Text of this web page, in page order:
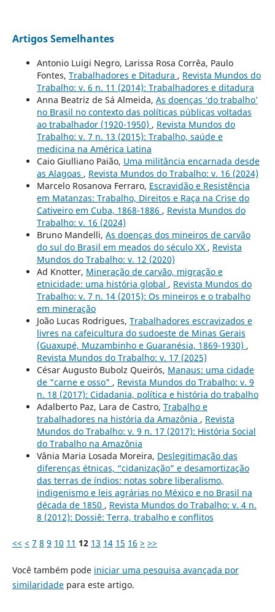
Artigos Semelhantes
Antonio Luigi Negro, Larissa Rosa Corrêa, Paulo
Fontes, Trabalhadores e Ditadura , Revista Mundos do
Trabalho: v. 6 n. 11 (2014): Trabalhadores e ditadura
Anna Beatriz de Sá Almeida, As doenças ‘do trabalho’
no Brasil no contexto das políticas públicas voltadas
ao trabalhador (1920-1950) , Revista Mundos do
Trabalho: v. 7 n. 13 (2015): Trabalho, saúde e
medicina na América Latina
Caio Giulliano Paião, Uma militância encarnada desde
as Alagoas , Revista Mundos do Trabalho: v. 16 (2024)
Marcelo Rosanova Ferraro, Escravidão e Resistência
em Matanzas: Trabalho, Direitos e Raça na Crise do
Cativeiro em Cuba, 1868-1886 , Revista Mundos do
Trabalho: v. 16 (2024)
Bruno Mandelli, As doenças dos mineiros de carvão
do sul do Brasil em meados do século XX , Revista
Mundos do Trabalho: v. 12 (2020)
Ad Knotter, Mineração de carvão, migração e
etnicidade: uma história global , Revista Mundos do
Trabalho: v. 7 n. 14 (2015): Os mineiros e o trabalho
em mineração
João Lucas Rodrigues, Trabalhadores escravizados e
livres na cafeicultura do sudoeste de Minas Gerais
(Guaxupé, Muzambinho e Guaranésia, 1869-1930) ,
Revista Mundos do Trabalho: v. 17 (2025)
César Augusto Bubolz Queirós, Manaus: uma cidade
de "carne e osso" , Revista Mundos do Trabalho: v. 9
n. 18 (2017): Cidadania, política e história do trabalho
Adalberto Paz, Lara de Castro, Trabalho e
trabalhadores na história da Amazônia , Revista
Mundos do Trabalho: v. 9 n. 17 (2017): História Social
do Trabalho na Amazônia
Vânia Maria Losada Moreira, Deslegitimação das
diferenças étnicas, “cidanização” e desamortização
das terras de índios: notas sobre liberalismo,
indigenismo e leis agrárias no México e no Brasil na
década de 1850 , Revista Mundos do Trabalho: v. 4 n.
8 (2012): Dossiê: Terra, trabalho e conflitos
<< < 7 8 9 10 11 12 13 14 15 16 > >>
Você também pode iniciar uma pesquisa avançada por
similaridadepara este artigo.